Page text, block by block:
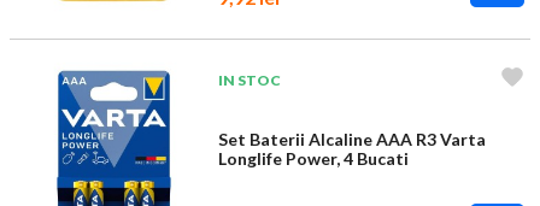
IN STOC
Set Baterii Alcaline AAA R3 Varta
Longlife Power, 4 Bucati